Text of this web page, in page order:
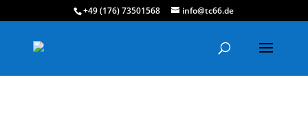
+49 (176) 73501568 info@tc66.de